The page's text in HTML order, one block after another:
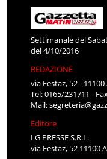
Settimanale del
del 4/10/2016
REDAZIONE
via Festaz, 52 -
Tel: 0165/231711 -
Mail:
Editore
LG PRESSE S.R.L.
via Festaz, 52 11100